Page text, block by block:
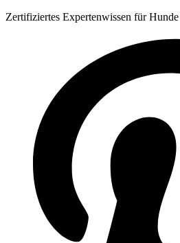
Zum
Zertifiziertes Expertenwissen für